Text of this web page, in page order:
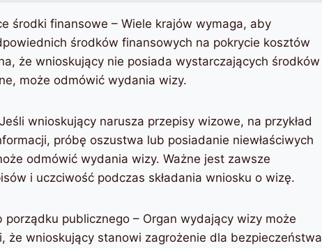
środki finansowe – Wiele krajów wymaga, aby
środków finansowych na pokrycie kosztów
że wnioskujący nie posiada wystarczających środków
może odmówić wydania wizy.
wnioskujący narusza przepisy wizowe, na przykład
próbę oszustwa lub posiadanie niewłaściwych
odmówić wydania wizy. Ważne jest zawsze
i uczciwość podczas składania wniosku o wizę.
publicznego – Organ wydający wizy może
że wnioskujący stanowi zagrożenie dla bezpieczeństwa